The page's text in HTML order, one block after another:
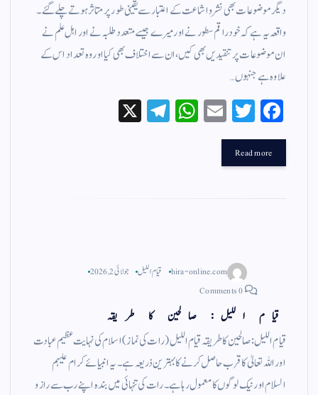
دیگر موضوعات بھی نشر و اشاعت کے اعتبار سے یقینی طور پر متاثر ہوتے چلے گئے۔
واقعہ یہ ہے کہ خود راقم سطور نے اور میرے جیسے متعدد طلبہ نے اور اہل علم نے
ان موضوعات پر تنقیدیں بھی کیں، ان سے اختلاف بھی کیا اور وہ تعداد اس کے
علاوہ ہے جنہوں…
Fa
ce
bo
ok
T
wi
r
E
m
W
ha
Te
le
Read more
hira-online.com قیام اللیل
جولائی 2, 2026
قیام اللیل: صالحین کا طریقہ
قیام اللیل: صالحین کا طریقہ قیام اللیل (رات کی نماز) اسلام کی نہایت عظیم عبادت
اور اللہ تعالیٰ کا قرب حاصل کرنے کا بہترین ذریعہ ہے۔ یہ انبیائے کرام علیہم
السلام اور نیک لوگوں کا معمول رہا ہے۔ رات کی تنہائی میں بندہ اپنے رب سے راز و